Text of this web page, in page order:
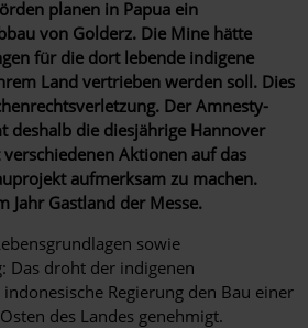
planen in Papua ein
von Golderz. Die Mine hätte
für die dort lebende indigene
Land vertrieben werden soll. Dies
Der Amnesty-
deshalb die diesjährige Hannover
Aktionen auf das
aufmerksam zu machen.
Jahr Gastland der Messe.
sowie
Das droht der indigenen
Regierung den Bau einer
des Landes genehmigt.